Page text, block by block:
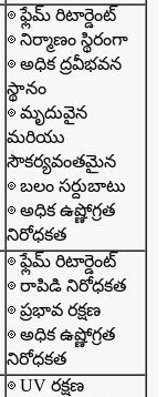
◎ ఫ్లేమ్ రిటార్డెంట్
◎ నిర్మాణం స్థిరంగా
◎ అధిక ద్రవీభవన
స్థానం
◎ మృదువైన
మరియు
సౌకర్యవంతమైన
◎ బలం సర్దుబాటు
◎ అధిక ఉష్ణోగ్రత
నిరోధకత
◎ ఫ్లేమ్ రిటార్డెంట్
◎ రాపిడి నిరోధకత
◎ ప్రభావ రక్షణ
◎ అధిక ఉష్ణోగ్రత
నిరోధకత
◎ UV రక్షణ